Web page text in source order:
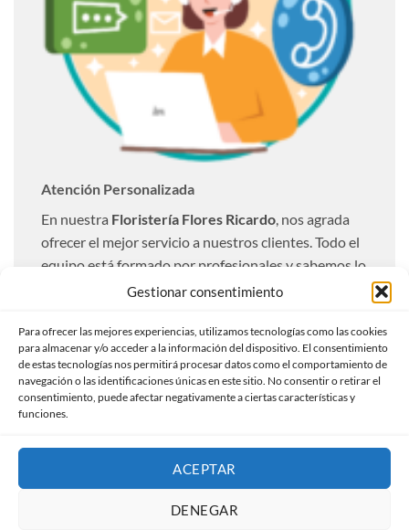
Gestionar consentimiento
Para ofrecer las mejores experiencias, utilizamos tecnologías como las cookies
para almacenar y/o acceder a la información del dispositivo. El consentimiento
de estas tecnologías nos permitirá procesar datos como el comportamiento de
navegación o las identificaciones únicas en este sitio. No consentir o retirar el
consentimiento, puede afectar negativamente a ciertas características y
funciones.
ACEPTAR
DENEGAR
Atención Personalizada
En nuestra Floristería Flores Ricardo, nos agrada
ofrecer el mejor servicio a nuestros clientes. Todo el
equipo está formado por profesionales y sabemos lo
importante que resulta una entrega óptima. Es por
personalizadas a nuestros clientes.
Ofrecemos un servicio de envío urgente con la
compra de flores a domicilio, indicándonos el
horario de entrega, nosotros lo entregaremos en las
mejores condiciones.